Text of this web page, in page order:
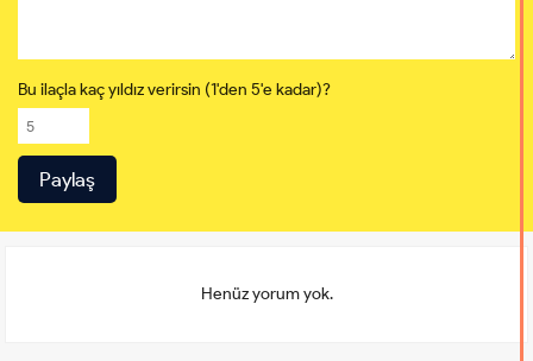
Bu ilaçla kaç yıldız verirsin (1'den 5'e kadar)?
Henüz yorum yok.